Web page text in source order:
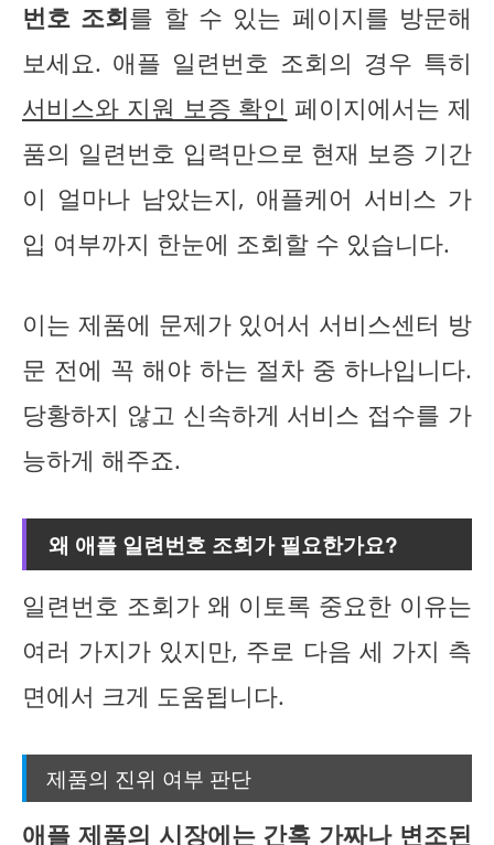
번호 조회를 할 수 있는 페이지를 방문해
보세요. 애플 일련번호 조회의 경우 특히
서비스와 지원 보증 확인 페이지에서는 제
품의 일련번호 입력만으로 현재 보증 기간
이 얼마나 남았는지, 애플케어 서비스 가
입 여부까지 한눈에 조회할 수 있습니다.
이는 제품에 문제가 있어서 서비스센터 방
문 전에 꼭 해야 하는 절차 중 하나입니다.
당황하지 않고 신속하게 서비스 접수를 가
능하게 해주죠.
왜 애플 일련번호 조회가 필요한가요?
일련번호 조회가 왜 이토록 중요한 이유는
여러 가지가 있지만, 주로 다음 세 가지 측
면에서 크게 도움됩니다.
제품의 진위 여부 판단
애플 제품의 시장에는 간혹 가짜나 변조된